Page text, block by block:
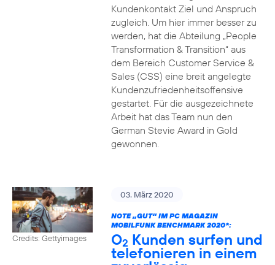
Kundenkontakt Ziel und Anspruch
zugleich. Um hier immer besser zu
werden, hat die Abteilung „People
Transformation & Transition“ aus
dem Bereich Customer Service &
Sales (CSS) eine breit angelegte
Kundenzufriedenheitsoffensive
gestartet. Für die ausgezeichnete
Arbeit hat das Team nun den
German Stevie Award in Gold
gewonnen.
Credits: Gettyimages
03. März 2020
NOTE „GUT“ IM PC MAGAZIN
MOBILFUNK BENCHMARK 2020*:
O2 Kunden surfen und
telefonieren in einem